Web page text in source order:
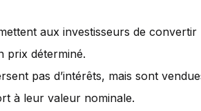
aux investisseurs de convertir
prix déterminé.
pas d’intérêts, mais sont
à leur valeur nominale.